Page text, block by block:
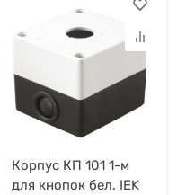
Корпус КП 101 1-м
для кнопок бел. IEK